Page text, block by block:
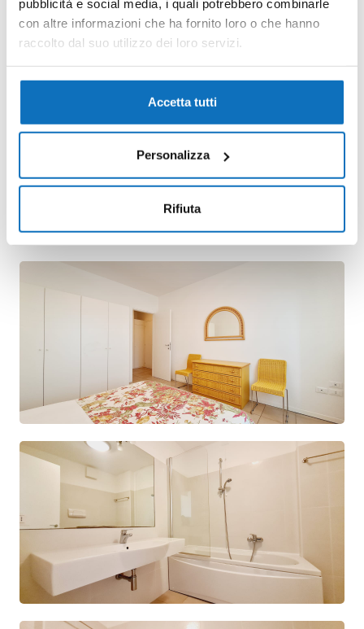
pubblicità e social media, i quali potrebbero combinarle
con altre informazioni che ha fornito loro o che hanno
raccolto dal suo utilizzo dei loro servizi.
Accetta tutti
Personalizza
Rifiuta